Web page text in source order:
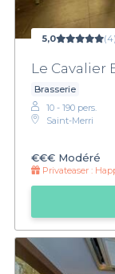
5,0 (4)
Le Cavalier
Brasserie
10 - 190 pers.
Saint-Merri
€€€ Modéré
Privateaser :